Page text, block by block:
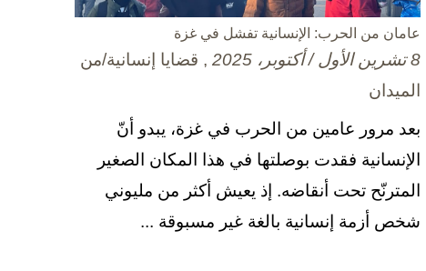
عامان من الحرب: الإنسانية تفشل في غزة
8 تشرين الأول / أكتوبر، 2025
, قضايا إنسانية/من
الميدان
بعد مرور عامين من الحرب في غزة، يبدو أنّ
الإنسانية فقدت بوصلتها في هذا المكان الصغير
المترنّح تحت أنقاضه. إذ يعيش أكثر من مليوني
شخص أزمة إنسانية بالغة غير مسبوقة ...